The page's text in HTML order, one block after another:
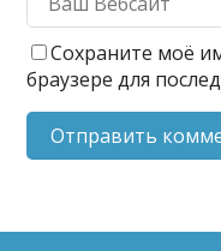
Сохраните моё
браузере для